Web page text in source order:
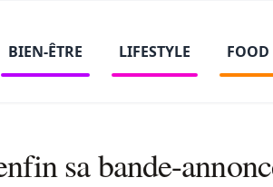
BIEN-ÊTRE LIFESTYLE FOOD
sa bande-